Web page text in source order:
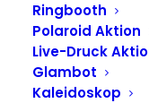
Ringbooth
Polaroid Aktion
Live-Druck
Glambot
Kaleidoskop